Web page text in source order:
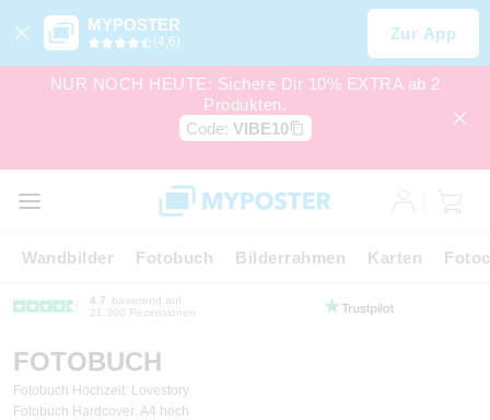
MYPOSTER
(4,6) Zur App
NUR NOCH HEUTE: Sichere Dir 10% EXTRA ab 2
Produkten.
Code: VIBE10
Wandbilder Fotobuch Bilderrahmen Karten
4.7
basierend auf
21.300 Rezensionen
FOTOBUCH
Fotobuch Hochzeit: Lovestory
Fotobuch Hardcover: A4 hoch